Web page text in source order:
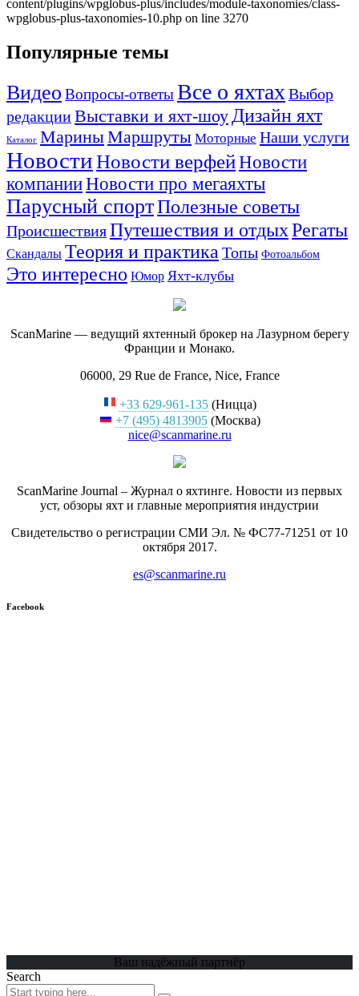
Популярные темы
Видео Вопросы-ответыВсе о яхтах Выбор
редакцииВыставки и яхт-шоу Дизайн яхт
Каталог МариныМаршруты Моторные Наши услуги
НовостиНовости верфейНовости
компанииНовости про мегаяхты
Парусный спортПолезные советы
ПроисшествияПутешествия и отдыхРегаты
Скандалы Теория и практика Топы Фотоальбом
Это интересно Юмор Яхт-клубы
ScanMarine — ведущий яхтенный брокер на Лазурном берегу
Франции и Монако.
06000, 29 Rue de France, Nice, France
+33 629-961-135(Ницца)
+7 (495) 4813905(Москва)
nice@scanmarine.ru
ScanMarine Journal – Журнал о яхтинге. Новости из первых
уст, обзоры яхт и главные мероприятия индустрии
Свидетельство о регистрации СМИ Эл. № ФС77-71251 от 10
октября 2017.
es@scanmarine.ru
Facebook
Ваш надёжный партнёр
Search